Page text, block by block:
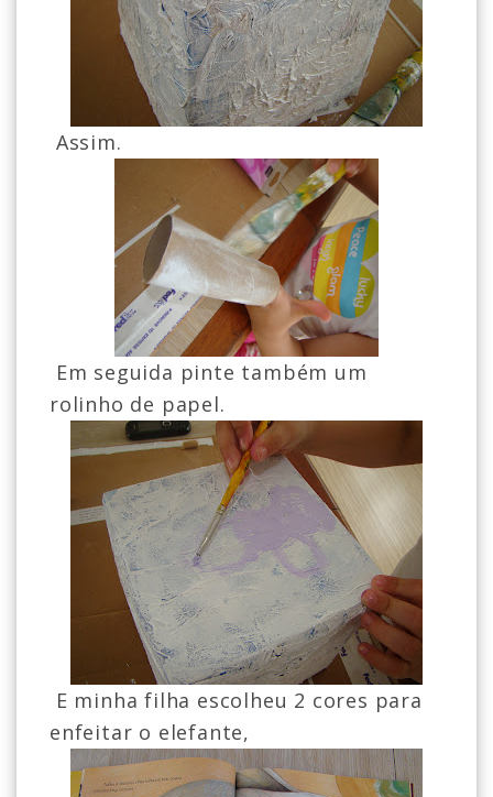
Assim.
Em seguida pinte também um
rolinho de papel.
E minha filha escolheu 2 cores para
enfeitar o elefante,